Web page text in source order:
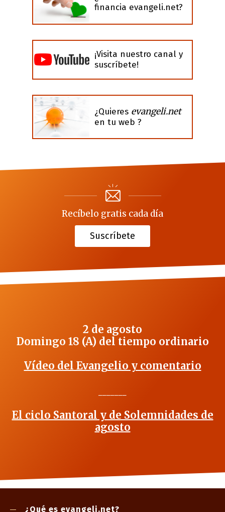
financia evangeli.net?
¡Visita nuestro canal y
suscríbete!
¿Quieres evangeli.net
en tu web ?
Recíbelo gratis cada día
Suscríbete
2 de agosto
Domingo 18 (A) del tiempo ordinario
Vídeo del Evangelio y comentario
El ciclo Santoral y de Solemnidades de
agosto
¿Qué es evangeli.net?